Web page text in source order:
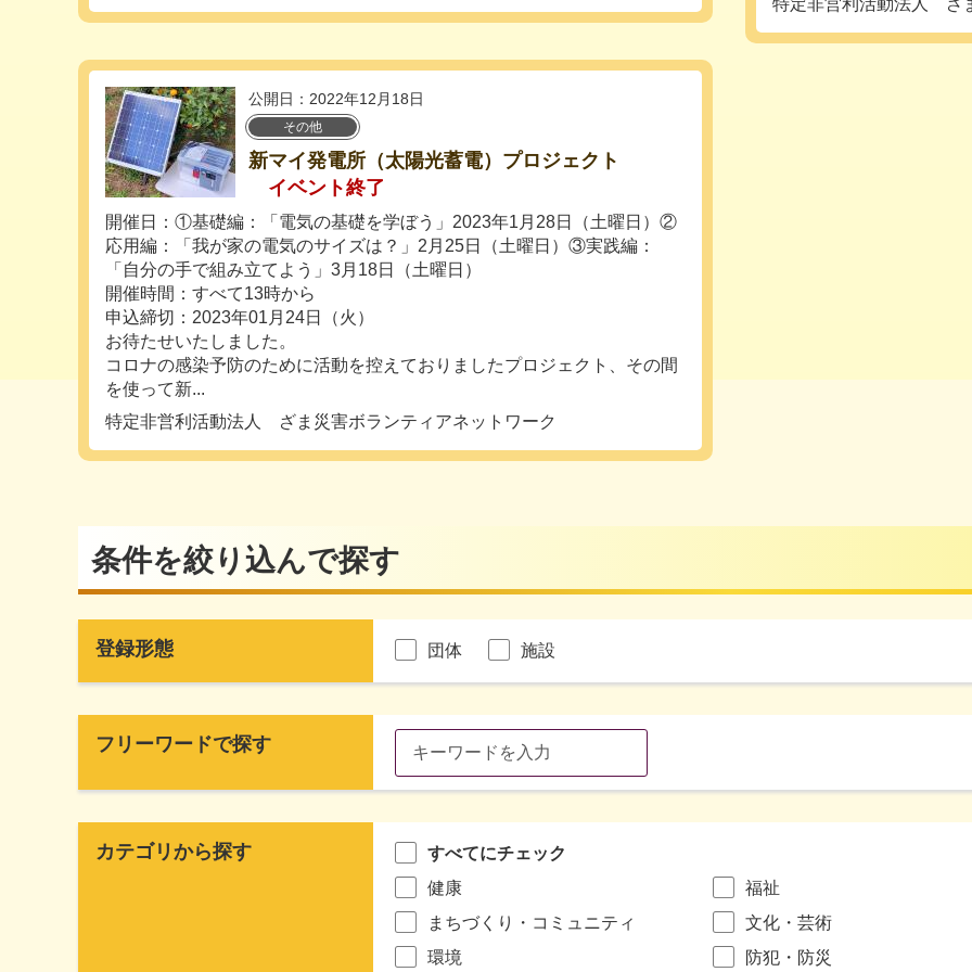
特定非営利活動法人 ざ
公開日：2022年12月18日
その他
新マイ発電所（太陽光蓄電）プロジェクト
イベント終了
開催日：①基礎編：「電気の基礎を学ぼう」2023年1月28日（土曜日）②
応用編：「我が家の電気のサイズは？」2月25日（土曜日）③実践編：
「自分の手で組み立てよう」3月18日（土曜日）
開催時間：すべて13時から
申込締切：2023年01月24日（火）
お待たせいたしました。
コロナの感染予防のために活動を控えておりましたプロジェクト、その間
を使って新...
特定非営利活動法人 ざま災害ボランティアネットワーク
条件を絞り込んで探す
登録形態 団体 施設
フリーワードで探す
カテゴリから探す
すべてにチェック
健康
福祉
まちづくり・コミュニティ
文化・芸術
環境
防犯・防災